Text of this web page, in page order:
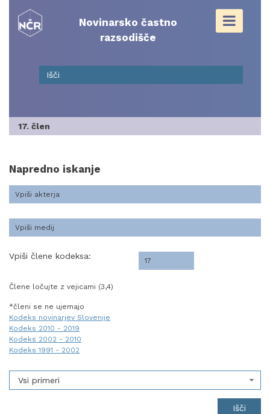
content
Novinarsko častno
razsodišče
17. člen
Napredno iskanje
Vpiši člene kodeksa:
Člene ločujte z vejicami (3,4)
*členi se ne ujemajo
Kodeks novinarjev Slovenije
Kodeks 2010 - 2019
Kodeks 2002 - 2010
Kodeks 1991 - 2002
Vsi primeri